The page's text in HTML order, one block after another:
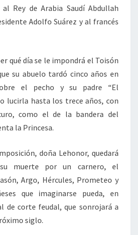
Rey de Arabia Saudí Abdullah
Adolfo Suárez y al francés
qué día se le impondrá el Toisón
su abuelo tardó cinco años en
el pecho y su padre “El
lucirla hasta los trece años, con
como el de la bandera del
la Princesa.
doña Lehonor, quedará
muerte por un carnero, el
Argo, Hércules, Prometeo y
que imaginarse pueda, en
de corte feudal, que sonrojará a
siglo.